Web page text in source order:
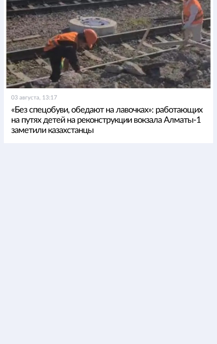
03 августа, 13:17
«Без спецобуви, обедают на лавочках»: работающих
на путях детей на реконструкции вокзала Алматы-1
заметили казахстанцы